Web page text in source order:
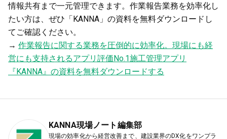
情報共有まで一元管理できます。作業報告業務を効率化し
たい方は、ぜひ「KANNA」の資料を無料ダウンロードし
てご確認ください。
→ 作業報告に関する業務を圧倒的に効率化。現場にも経
営にも支持されるアプリ評価No.1施工管理アプリ
『KANNA』の資料を無料ダウンロードする
KANNA現場ノート編集部
現場の効率化から経営改善まで、建設業界のDX化をワンプラ